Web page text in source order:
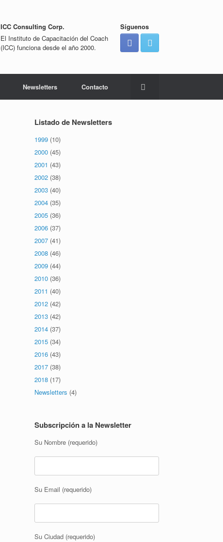
ICC Consulting Corp.
El Instituto de Capacitación del Coach
(ICC) funciona desde el año 2000.
Síguenos
Newsletters Contacto
Listado de Newsletters
1999 (10)
2000 (45)
2001 (43)
2002 (38)
2003 (40)
2004 (35)
2005 (36)
2006 (37)
2007 (41)
2008 (46)
2009 (44)
2010 (36)
2011 (40)
2012 (42)
2013 (42)
2014 (37)
2015 (34)
2016 (43)
2017 (38)
2018 (17)
Newsletters (4)
Subscripción a la Newsletter
Su Nombre (requerido)
Su Email (requerido)
Su Ciudad (requerido)